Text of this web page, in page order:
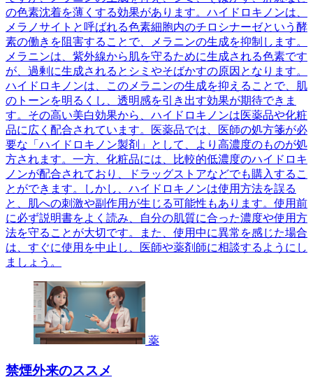
の色素沈着を薄くする効果があります。ハイドロキノンは、
メラノサイトと呼ばれる色素細胞内のチロシナーゼという酵
素の働きを阻害することで、メラニンの生成を抑制します。
メラニンは、紫外線から肌を守るために生成される色素です
が、過剰に生成されるとシミやそばかすの原因となります。
ハイドロキノンは、このメラニンの生成を抑えることで、肌
のトーンを明るくし、透明感を引き出す効果が期待できま
す。その高い美白効果から、ハイドロキノンは医薬品や化粧
品に広く配合されています。医薬品では、医師の処方箋が必
要な「ハイドロキノン製剤」として、より高濃度のものが処
方されます。一方、化粧品には、比較的低濃度のハイドロキ
ノンが配合されており、ドラッグストアなどでも購入するこ
とができます。しかし、ハイドロキノンは使用方法を誤る
と、肌への刺激や副作用が生じる可能性もあります。使用前
に必ず説明書をよく読み、自分の肌質に合った濃度や使用方
法を守ることが大切です。また、使用中に異常を感じた場合
は、すぐに使用を中止し、医師や薬剤師に相談するようにし
ましょう。
薬
禁煙外来のススメ